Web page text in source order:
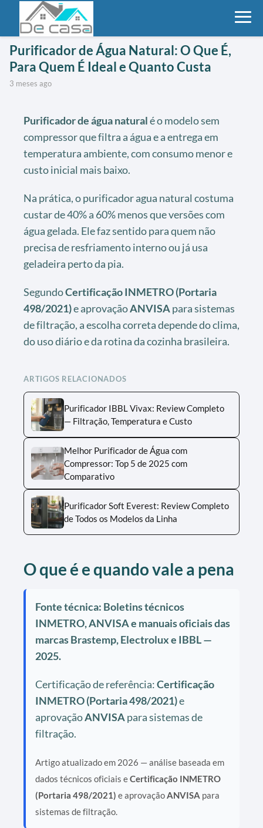
Purificador de Água Natural: O Que É,
Para Quem É Ideal e Quanto Custa
3 meses ago
Purificador de água naturalé o modelo sem
compressor que filtra a água e a entrega em
temperatura ambiente, com consumo menor e
custo inicial mais baixo.
Na prática, o purificador agua natural costuma
custar de 40% a 60% menos que versões com
água gelada. Ele faz sentido para quem não
precisa de resfriamento interno ou já usa
geladeira perto da pia.
SegundoCertificação INMETRO (Portaria
498/2021)e aprovaçãoANVISApara sistemas
de filtração, a escolha correta depende do clima,
do uso diário e da rotina da cozinha brasileira.
ARTIGOS RELACIONADOS
Purificador IBBL Vivax: Review Completo
— Filtração, Temperatura e Custo
Melhor Purificador de Água com
Compressor: Top 5 de 2025 com
Comparativo
Purificador Soft Everest: Review Completo
de Todos os Modelos da Linha
O que é e quando vale a pena
Fonte técnica: Boletins técnicos
INMETRO, ANVISA e manuais oficiais das
marcas Brastemp, Electrolux e IBBL —
2025.
Certificação de referência:Certificação
INMETRO (Portaria 498/2021)e
aprovaçãoANVISApara sistemas de
filtração.
Artigo atualizado em 2026 — análise baseada em
dados técnicos oficiais eCertificação INMETRO
(Portaria 498/2021) e aprovaçãoANVISA para
sistemas de filtração.